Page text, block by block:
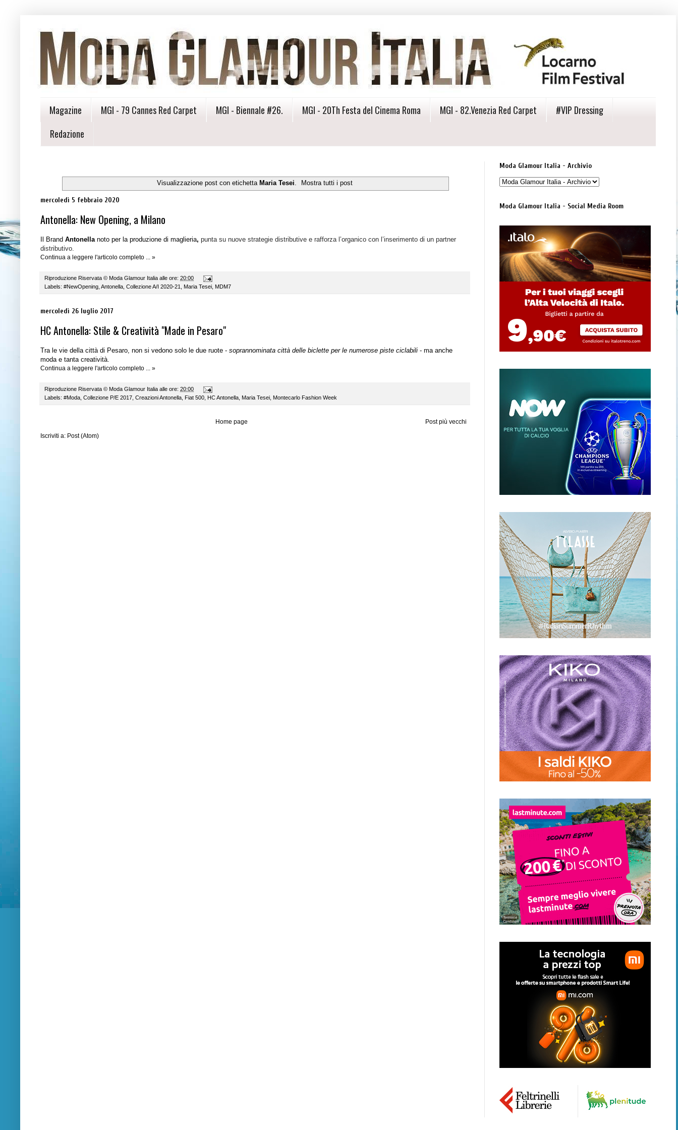
Magazine MGI - 79 Cannes Red Carpet MGI - Biennale #26. MGI - 20Th Festa del Cinema Roma MGI - 82.Venezia Red Carpet
#VIP Dressing
Redazione
Visualizzazione post con etichetta Maria Tesei. Mostra tutti i post
mercoledì 5 febbraio 2020
Antonella: New Opening, a Milano
Il Brand Antonellanoto per la produzione di maglieria, punta su nuove strategie distributive e rafforza l’organico con l’inserimento di un partner
distributivo.
Continua a leggere l'articolo completo ... »
Riproduzione Riservata © Moda Glamour Italia alle ore: 20:00
Labels: #NewOpening Antonella Collezione A/I 2020-21 Maria Tesei MDM7
mercoledì 26 luglio 2017
HC Antonella: Stile & Creatività "Made in Pesaro"
Tra le vie della città di Pesaro, non si vedono solo le due ruote - soprannominata città delle biclette per le numerose piste ciclabili - ma anche
moda e tanta creatività.
Continua a leggere l'articolo completo ... »
Riproduzione Riservata © Moda Glamour Italia alle ore: 20:00
Labels: #Moda, Collezione P/E 2017, Creazioni Antonella, Fiat 500, HC Antonella, Maria Tesei, Montecarlo Fashion Week
Post più vecchi
Home page
Iscriviti a: Post (Atom)
Moda Glamour Italia - Archivio
Moda Glamour Italia - Social Media Room